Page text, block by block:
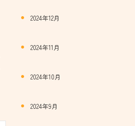
2024年12月
2024年11月
2024年10月
2024年9月